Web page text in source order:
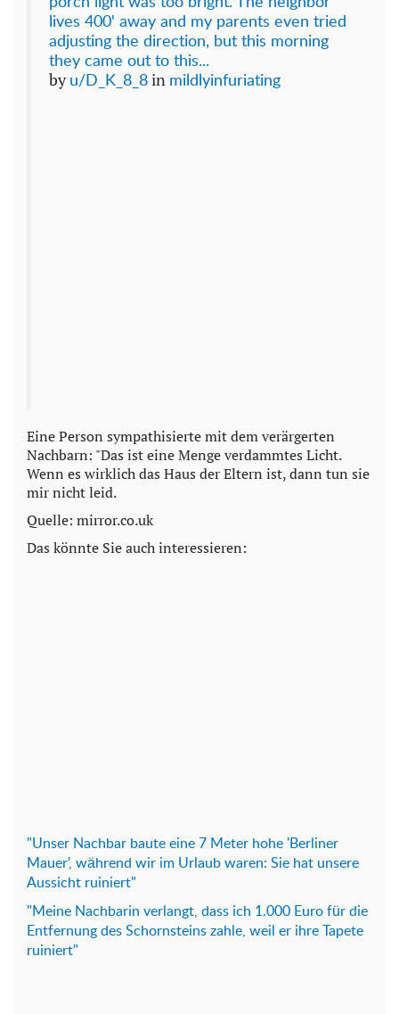
lives 400' away and my parents even tried
adjusting the direction, but this morning
they came out to this...
by u/D_K_8_8 in mildlyinfuriating
Eine Person sympathisierte mit dem verärgerten
Nachbarn: "Das ist eine Menge verdammtes Licht.
Wenn es wirklich das Haus der Eltern ist, dann tun sie
mir nicht leid.
Quelle: mirror.co.uk
Das könnte Sie auch interessieren:
"Unser Nachbar baute eine 7 Meter hohe 'Berliner
Mauer', während wir im Urlaub waren: Sie hat unsere
Aussicht ruiniert"
"Meine Nachbarin verlangt, dass ich 1.000 Euro für die
Entfernung des Schornsteins zahle, weil er ihre Tapete
ruiniert"